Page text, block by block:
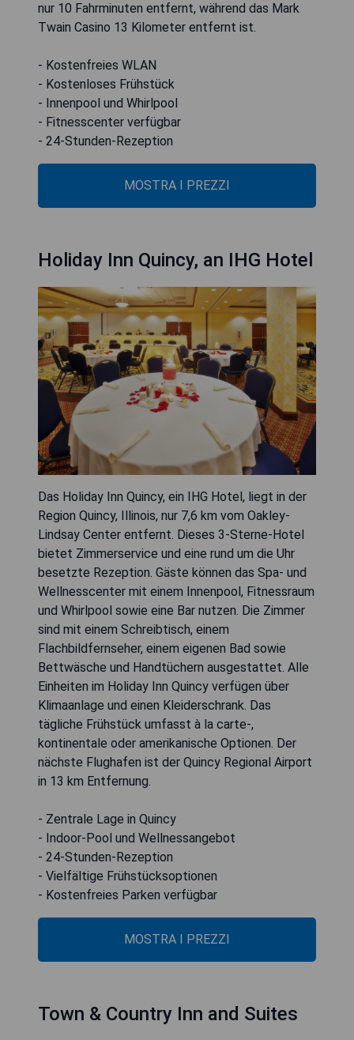
nur 10 Fahrminuten entfernt, während das Mark
Twain Casino 13 Kilometer entfernt ist.
- Kostenfreies WLAN
- Kostenloses Frühstück
- Innenpool und Whirlpool
- Fitnesscenter verfügbar
- 24-Stunden-Rezeption
MOSTRA I PREZZI
Holiday Inn Quincy, an IHG Hotel
Das Holiday Inn Quincy, ein IHG Hotel, liegt in der
Region Quincy, Illinois, nur 7,6 km vom Oakley-
Lindsay Center entfernt. Dieses 3-Sterne-Hotel
bietet Zimmerservice und eine rund um die Uhr
besetzte Rezeption. Gäste können das Spa- und
Wellnesscenter mit einem Innenpool, Fitnessraum
und Whirlpool sowie eine Bar nutzen. Die Zimmer
sind mit einem Schreibtisch, einem
Flachbildfernseher, einem eigenen Bad sowie
Bettwäsche und Handtüchern ausgestattet. Alle
Einheiten im Holiday Inn Quincy verfügen über
Klimaanlage und einen Kleiderschrank. Das
tägliche Frühstück umfasst à la carte-,
kontinentale oder amerikanische Optionen. Der
nächste Flughafen ist der Quincy Regional Airport
in 13 km Entfernung.
- Zentrale Lage in Quincy
- Indoor-Pool und Wellnessangebot
- 24-Stunden-Rezeption
- Vielfältige Frühstücksoptionen
- Kostenfreies Parken verfügbar
MOSTRA I PREZZI
Town & Country Inn and Suites